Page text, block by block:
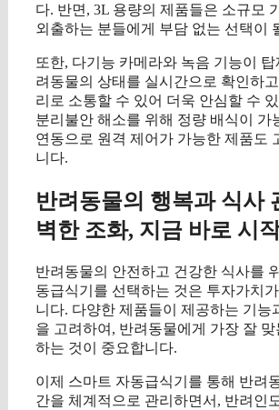
다. 반면, 3L 용량의 제품들은 소규모
외출하는 분들에게 부담 없는 선택이
또한, 다기능 카메라와 녹음 기능이
려동물의 상태를 실시간으로 확인하
리로 소통할 수 있어 더욱 안심할 수
분리불안 해소를 위해 정량 배식이 가
연동으로 원격 제어가 가능한 제품도
니다.
반려동물의 행복과 식사
벽한 조화, 지금 바로 시
반려동물의 안전하고 건강한 식사를
동급식기를 선택하는 것은 투자가치
니다. 다양한 제품들이 제공하는 기능
을 고려하여, 반려동물에게 가장 잘 맞
하는 것이 중요합니다.
이제 스마트 자동급식기를 통해 반려
간을 체계적으로 관리하면서, 반려인